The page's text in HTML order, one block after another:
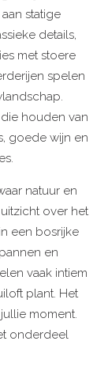
statige
details,
met stoere
spelen
houden van
goede wijn en
natuur en
over het
een bosrijke
en
vaak intiem
plant. Het
moment.
onderdeel